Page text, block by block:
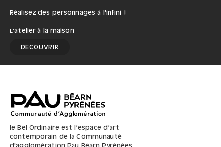
Réalisez des personnages à l'infini !
L'atelier à la maison
DÉCOUVRIR
le Bel Ordinaire est l’espace d’art
contemporain de la Communauté